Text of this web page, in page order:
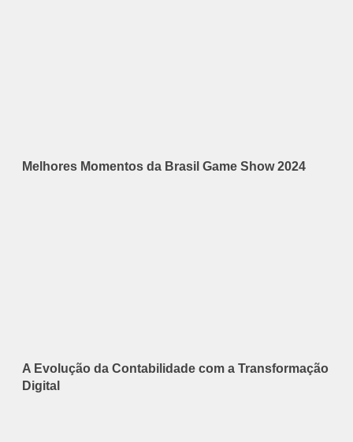
Melhores Momentos da Brasil Game Show 2024
A Evolução da Contabilidade com a Transformação
Digital